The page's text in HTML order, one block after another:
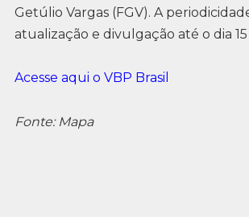
Getúlio Vargas (FGV). A
atualização e divulgação até o dia
Acesse aqui o VBP Brasil
Fonte: Mapa